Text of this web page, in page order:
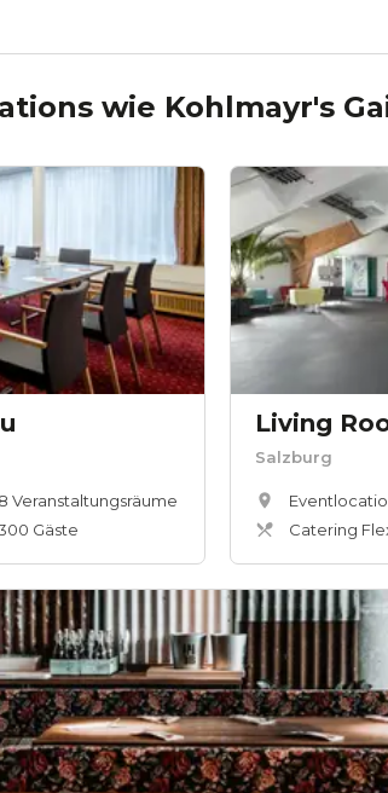
wie Kohlmayr's
8 Veranstaltungsräume
Gäste
Living
Salzburg
Catering